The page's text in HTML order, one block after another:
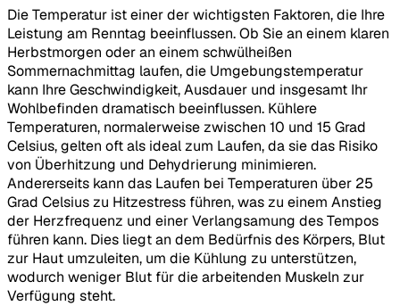
Die Temperatur ist einer der wichtigsten Faktoren, die Ihre
Leistung am Renntag beeinflussen. Ob Sie an einem klaren
Herbstmorgen oder an einem schwülheißen
Sommernachmittag laufen, die Umgebungstemperatur
kann Ihre Geschwindigkeit, Ausdauer und insgesamt Ihr
Wohlbefinden dramatisch beeinflussen. Kühlere
Temperaturen, normalerweise zwischen 10 und 15 Grad
Celsius, gelten oft als ideal zum Laufen, da sie das Risiko
von Überhitzung und Dehydrierung minimieren.
Andererseits kann das Laufen bei Temperaturen über 25
Grad Celsius zu Hitzestress führen, was zu einem Anstieg
der Herzfrequenz und einer Verlangsamung des Tempos
führen kann. Dies liegt an dem Bedürfnis des Körpers, Blut
zur Haut umzuleiten, um die Kühlung zu unterstützen,
wodurch weniger Blut für die arbeitenden Muskeln zur
Verfügung steht.